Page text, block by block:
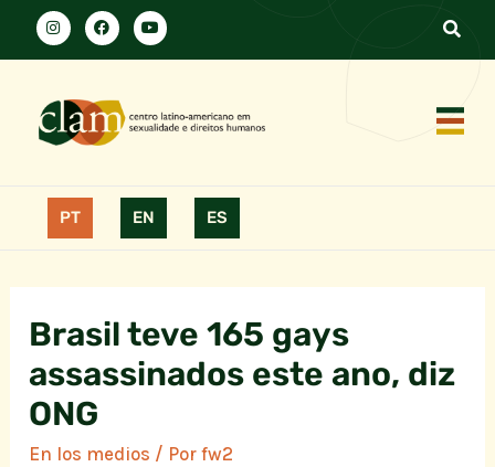
PT EN ES
Brasil teve 165 gays
assassinados este ano, diz
ONG
En los medios / Porfw2